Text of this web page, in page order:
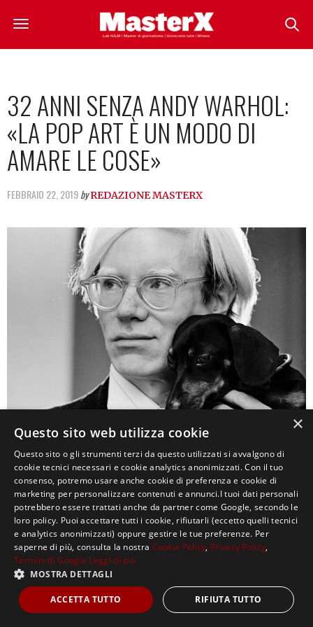
32 ANNI SENZA ANDY WARHOL:
«LA POP ART È UN MODO DI
AMARE LE COSE»
FEBBRAIO 22, 2019by REDAZIONE MASTERX
0
Copyright ©2021, MASTERX Tutti i diritti riservati.
×
Questo sito web utilizza cookie
Questo sito o gli strumenti terzi da questo utilizzati si avvalgono di
cookie tecnici necessari e cookie analytics anonimizzati. Con il tuo
consenso, potremo usare anche cookie di preferenza e cookie di
marketing per personalizzare contenuti e annunci.I tuoi dati personali
potrebbero essere trattati anche da partner come Google, secondo le
loro policy. Puoi accettare tutti i cookie, rifiutarli (eccetto quelli tecnici
e analytics anonimizzati) oppure gestire le tue preferenze. Per
saperne di più, consulta la nostra Cookie Policy, Privacy Policy,
Termini di Google Leggi di più
MOSTRA DETTAGLI
ACCETTA TUTTO RIFIUTA TUTTO